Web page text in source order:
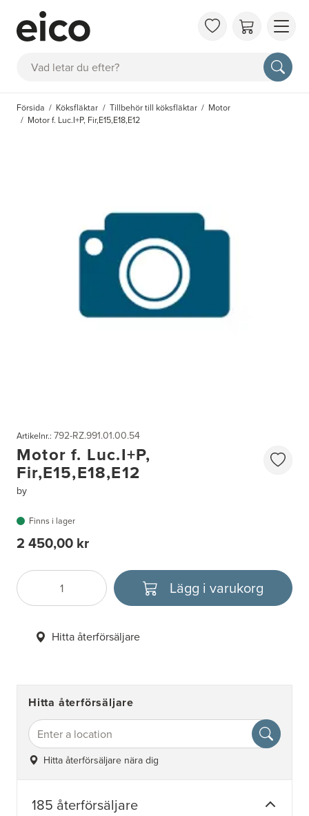
Sök
OM
FAQ
Försida Köksfläktar Tillbehör till köksfläktar
Motor
Motor f. Luc.I+P, Fir,E15,E18,E12
Artikelnr.: 792-RZ.991.01.00.54
Motor f. Luc.I+P,
Fir,E15,E18,E12
by
Finns i lager
2 450,00 kr
Antal
Välj enhet Lägg i varukorg
Hitta återförsäljare
Hitta återförsäljare
Hitta återförsäljare nära dig
185 återförsäljare